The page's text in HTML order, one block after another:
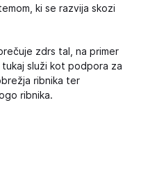
ki se razvija skozi
zdrs tal, na primer
služi kot podpora za
ribnika ter
ribnika.